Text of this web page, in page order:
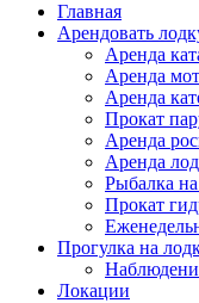
Главная
Арендовать
Аренда
Аренда
Аренда
Прокат
Аренда
Аренда
Рыбалка
Прокат
Прогулка на
Локации